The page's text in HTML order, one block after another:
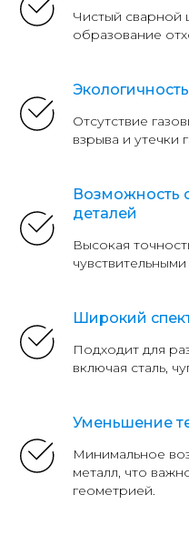
Чистый
образование
Отсутствие
взрыва и утечки
Возможность
деталей
Высокая
Широкий
Подходит для
включая сталь,
Уменьшение
Минимальное
металл, что
геометрией.